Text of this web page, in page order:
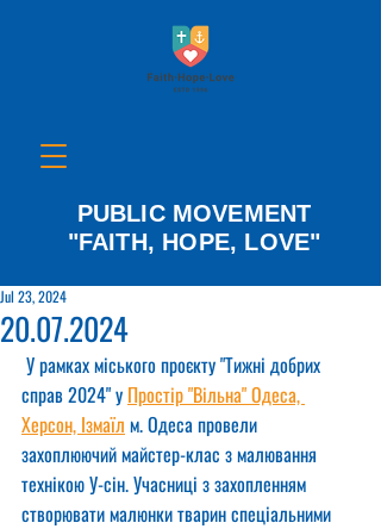
PUBLIC MOVEMENT
"FAITH, HOPE, LOVE"
20.07.2024
Jul 23, 2024
У рамках міського проєкту "Тижні добрих
справ 2024" у Простір "Вільна" Одеса,
Херсон, Ізмаїл м. Одеса провели
захоплюючий майстер-клас з малювання
технікою У-сін. Учасниці з захопленням
створювати малюнки тварин спеціальними